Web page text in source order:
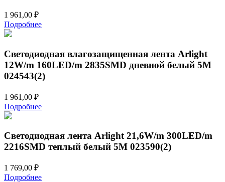
1 961,00 ₽
Подробнее
Светодиодная влагозащищенная лента Arlight
12W/m 160LED/m 2835SMD дневной белый 5M
024543(2)
1 961,00 ₽
Подробнее
Светодиодная лента Arlight 21,6W/m 300LED/m
2216SMD теплый белый 5M 023590(2)
1 769,00 ₽
Подробнее